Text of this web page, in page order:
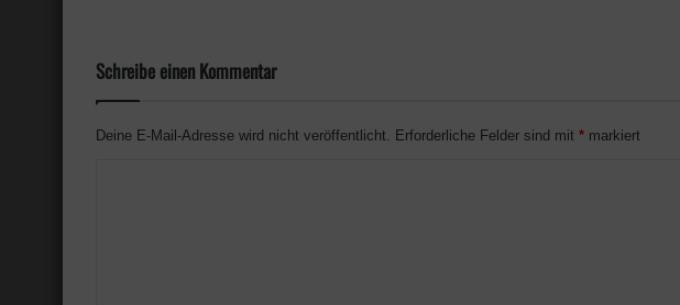
Schreibe einen Kommentar
Deine E-Mail-Adresse wird nicht veröffentlicht. Erforderliche Felder sind mit * markiert